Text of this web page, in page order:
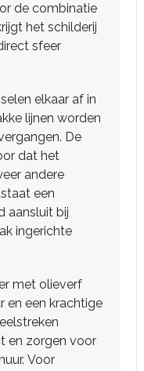
de combinatie
het schilderij
sfeer
elkaar af in
lijnen worden
De
dat het
andere
een
aansluit bij
ingerichte
met olieverf
en een krachtige
en zorgen voor
Voor